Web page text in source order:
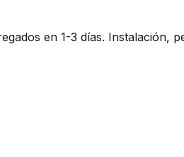
en 1-3 días. Instalación,